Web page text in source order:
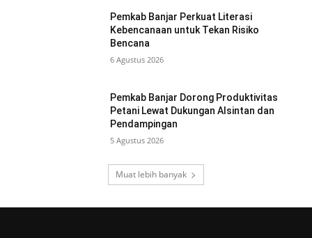
Pemkab Banjar Perkuat Literasi
Kebencanaan untuk Tekan Risiko
Bencana
6 Agustus 2026
Pemkab Banjar Dorong Produktivitas
Petani Lewat Dukungan Alsintan dan
Pendampingan
5 Agustus 2026
Muat lebih banyak